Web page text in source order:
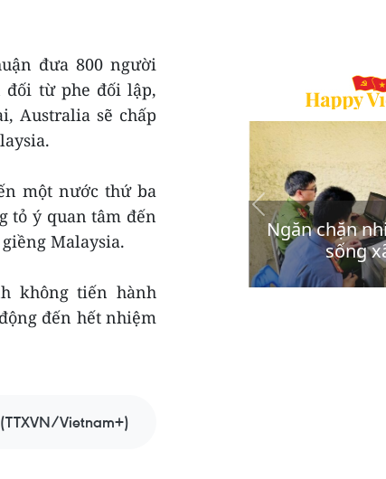
đưa 800 người
đối từ phe đối lập,
Australia sẽ chấp
một nước thứ ba
tỏ ý quan tâm đến
Malaysia.
không tiến hành
đến hết nhiệm
(TTXVN/Vietnam+)